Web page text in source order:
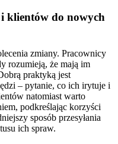
klientów do nowych
zmiany. Pracownicy
rozumieją, że mają im
praktyką jest
– pytanie, co ich irytuje i
natomiast warto
podkreślając korzyści
sposób przesyłania
ich spraw.